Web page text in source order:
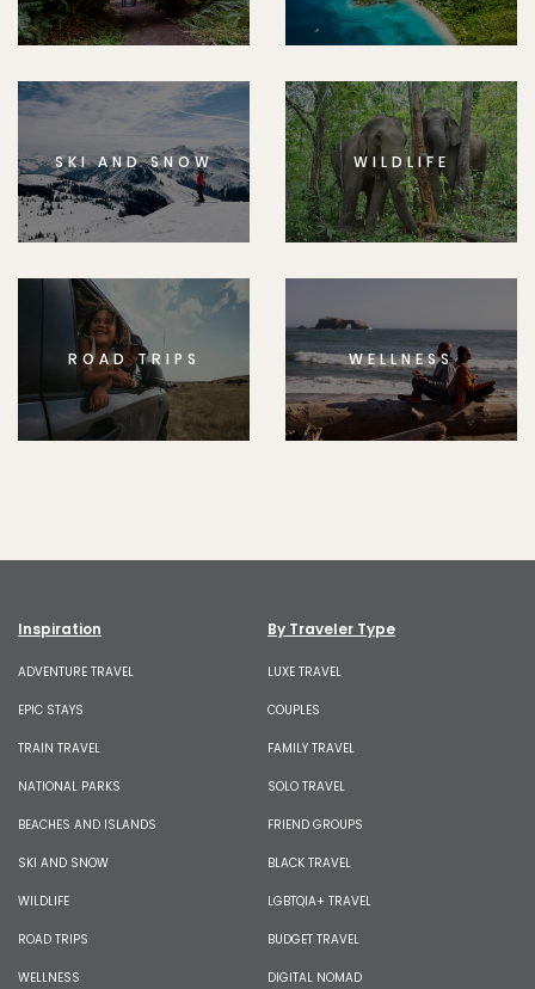
SKI AND SNOW WILDLIFE
ROAD TRIPS WELLNESS
Inspiration
ADVENTURE TRAVEL
EPIC STAYS
TRAIN TRAVEL
NATIONAL PARKS
BEACHES AND ISLANDS
SKI AND SNOW
WILDLIFE
ROAD TRIPS
WELLNESS
By Traveler Type
LUXE TRAVEL
COUPLES
FAMILY TRAVEL
SOLO TRAVEL
FRIEND GROUPS
BLACK TRAVEL
LGBTQIA+ TRAVEL
BUDGET TRAVEL
DIGITAL NOMAD